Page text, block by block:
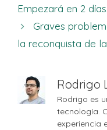
Empezará en 2 días.
Graves
la reconquista de
Rodrigo
Rodrigo es
tecnología.
experiencia